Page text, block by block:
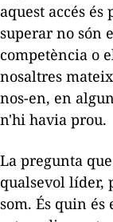
aquest accés
superar no són
competència o
nosaltres
nos-en, en
n'hi havia prou.
La pregunta
qualsevol líder,
som. És quin